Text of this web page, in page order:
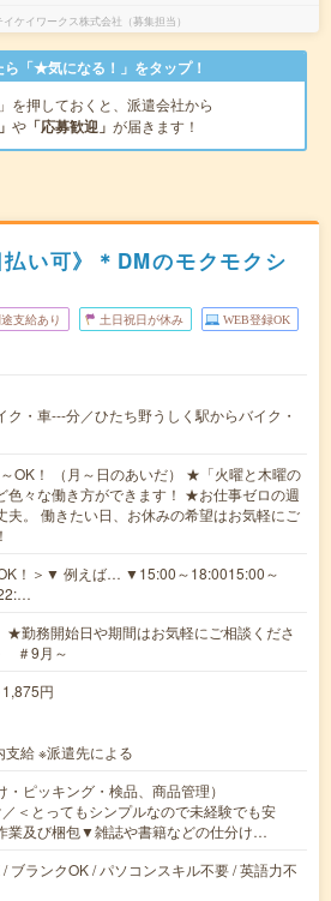
イケイワークス株式会社（募集担当）
「★気になる！」をタップ！
を押しておくと、派遣会社から
や 「応募歓迎」 が届きます！
払い可》＊DMのモクモクシ
支給あり 土日祝日が休み WEB登録OK
ク・車---分／ひたち野うしく駅からバイク・
OK！ （月～日のあいだ） ★「火曜と木曜の
色々な働き方ができます！ ★お仕事ゼロの週
夫。 働きたい日、お休みの希望はお気軽にご
！＞▼ 例えば… ▼15:00～18:0015:00～
勤務開始日や期間はお気軽にご相談くださ
＃9月～
円
支給 ※派遣先による
・ピッキング・検品、商品管理）
＜とってもシンプルなので未経験でも安
業及び梱包▼雑誌や書籍などの仕分け…
ブランクOK / パソコンスキル不要 / 英語力不